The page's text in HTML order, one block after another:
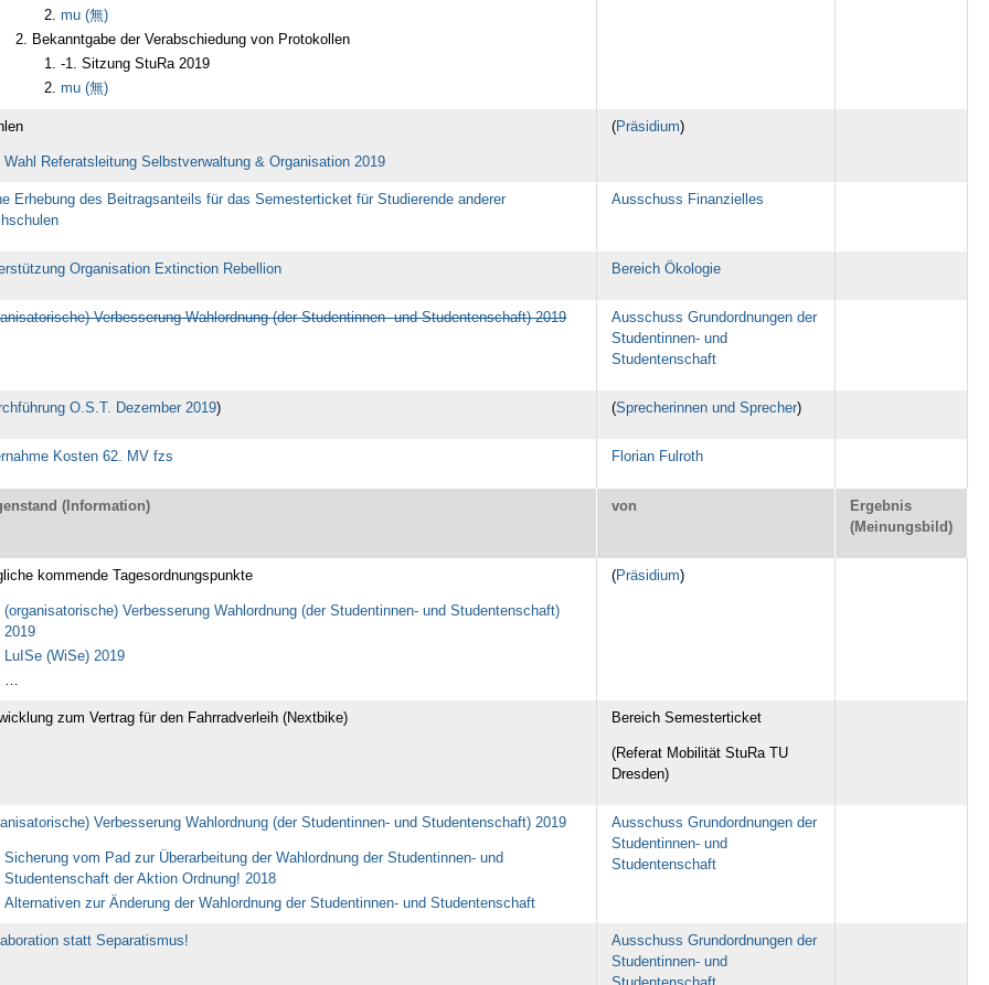
mu (無)
Bekanntgabe der Verabschiedung von Protokollen
-1. Sitzung StuRa 2019
mu (無)
Wahl Referatsleitung Selbstverwaltung & Organisation 2019
(Präsidium)
Erhebung des Beitragsanteils für das Semesterticket für Studierende anderer
Ausschuss Finanzielles
Organisation Extinction Rebellion Bereich Ökologie
Verbesserung Wahlordnung (der Studentinnen- und Studentenschaft) 2019
Ausschuss Grundordnungen der
Studentinnen- und
Studentenschaft
O.S.T. Dezember 2019) (Sprecherinnen und Sprecher)
Kosten 62. MV fzs Florian Fulroth
(Information) von
Ergebnis
(Meinungsbild)
kommende Tagesordnungspunkte
(organisatorische) Verbesserung Wahlordnung (der Studentinnen- und Studentenschaft)
2019
LuISe (WiSe) 2019
…
(Präsidium)
zum Vertrag für den Fahrradverleih (Nextbike) Bereich Semesterticket
(Referat Mobilität StuRa TU
Dresden)
Verbesserung Wahlordnung (der Studentinnen- und Studentenschaft) 2019
Sicherung vom Pad zur Überarbeitung der Wahlordnung der Studentinnen- und
Studentenschaft der Aktion Ordnung! 2018
Alternativen zur Änderung der Wahlordnung der Studentinnen- und Studentenschaft
Ausschuss Grundordnungen der
Studentinnen- und
Studentenschaft
statt Separatismus!
Ausschuss Grundordnungen der
Studentinnen- und